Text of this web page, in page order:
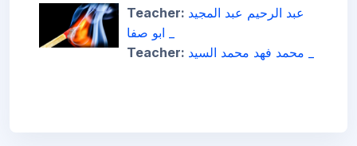
Teacher: عبد الرحيم عبد المجيد
Teacher: